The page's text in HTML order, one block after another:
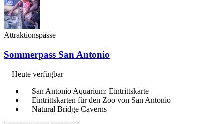
Attraktionspässe
Sommerpass San Antonio
Heute verfügbar
San Antonio Aquarium: Eintrittskarte
Eintrittskarten für den Zoo von San Antonio
Natural Bridge Caverns